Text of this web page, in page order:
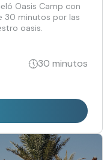
Oasis Camp con
30 minutos por las
oasis.
30 minutos